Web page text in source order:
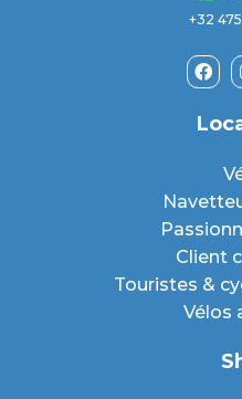
+32
Client
Touristes &
Vélos